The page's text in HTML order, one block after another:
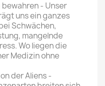
bewahren - Unser
uns ein ganzes
Schwächen,
mangelnde
Wo liegen die
Medizin ohne
der Aliens -